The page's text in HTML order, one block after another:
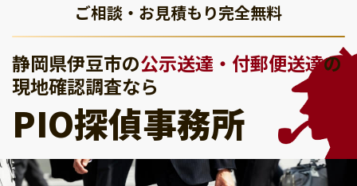
ご相談・お見積もり完全無料
静岡県伊豆市の公示送達・付郵便送達の
現地確認調査なら
PIO探偵事務所